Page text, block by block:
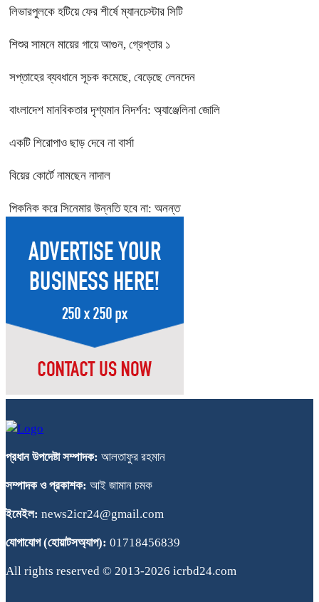
লিভারপুলকে হটিয়ে ফের শীর্ষে ম্যানচেস্টার সিটি
শিশুর সামনে মায়ের গায়ে আগুন, গ্রেপ্তার ১
সপ্তাহের ব্যবধানে সূচক কমেছে, বেড়েছে লেনদেন
বাংলাদেশ মানবিকতার দৃশ্যমান নিদর্শন: অ্যাঞ্জেলিনা জোলি
একটি শিরোপাও ছাড় দেবে না বার্সা
বিয়ের কোর্টে নামছেন নাদাল
পিকনিক করে সিনেমার উন্নতি হবে না: অনন্ত
প্রধান উপদেষ্টা সম্পাদক: আলতাফুর রহমান
সম্পাদক ও প্রকাশক: আই জামান চমক
ইমেইল: news2icr24@gmail.com
যোগাযোগ (হোয়াটসঅ্যাপ): 01718456839
All rights reserved © 2013-2026 icrbd24.com